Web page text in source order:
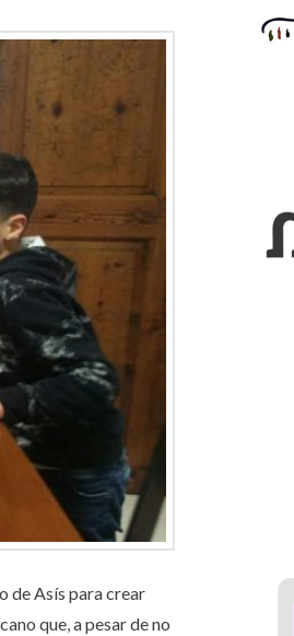
de Asís para crear
que, a pesar de no